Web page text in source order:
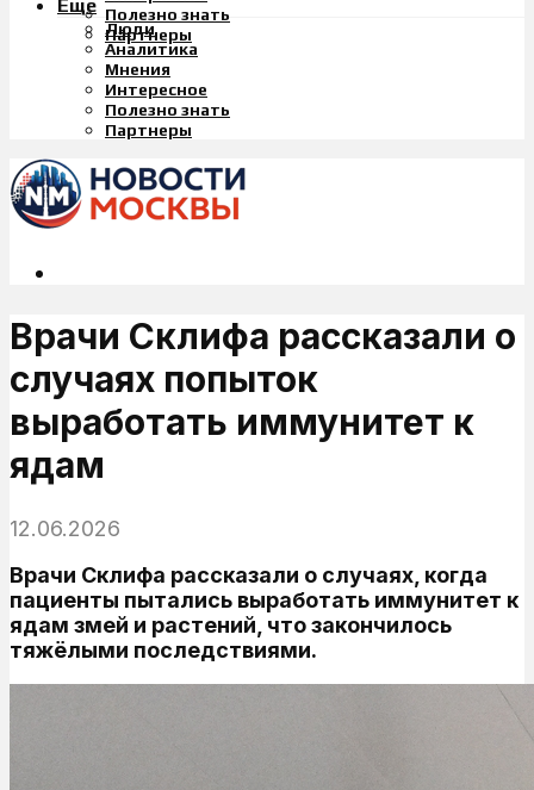
Полезно знать
Партнеры
Еще
Люди
Аналитика
Мнения
Интересное
Полезно знать
Партнеры
Врачи Склифа рассказали о
случаях попыток
выработать иммунитет к
ядам
12.06.2026
Врачи Склифа рассказали о случаях, когда
пациенты пытались выработать иммунитет к
ядам змей и растений, что закончилось
тяжёлыми последствиями.